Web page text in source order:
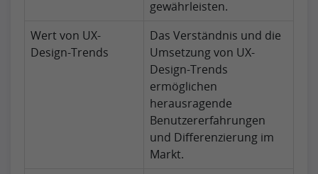
gewährleisten.
Wert von UX-
Design-Trends
Das Verständnis und die
Umsetzung von UX-
Design-Trends
ermöglichen
herausragende
Benutzererfahrungen
und Differenzierung im
Markt.